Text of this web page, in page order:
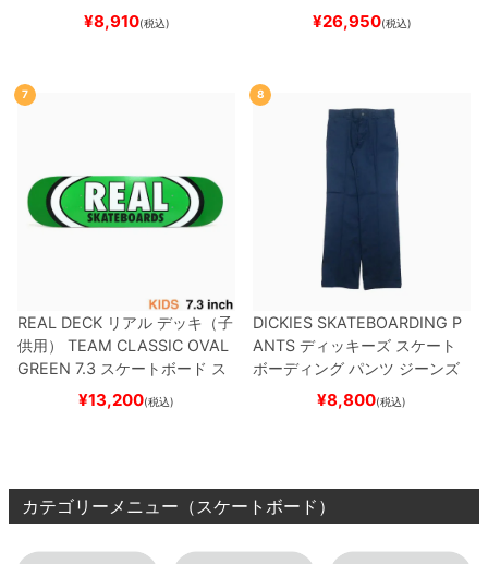
ブランク（BBS / GENERATO
スケートボード スケボー
¥8,910(税込) ¥26,950(税込)
7
REAL DECK リアル デッキ（子
供用）
TEAM CLASSIC OVAL
GREEN 7.3 スケートボード ス
¥13,200(税込)
8
DICKIES SKATEBOARDING P
ANTS ディッキーズ スケート
ボーディング パンツ ジーンズ
SLIM FIT 30 LENGTH
スケートボード スケボ
¥8,800(税込)
カテゴリーメニュー（スケートボード）